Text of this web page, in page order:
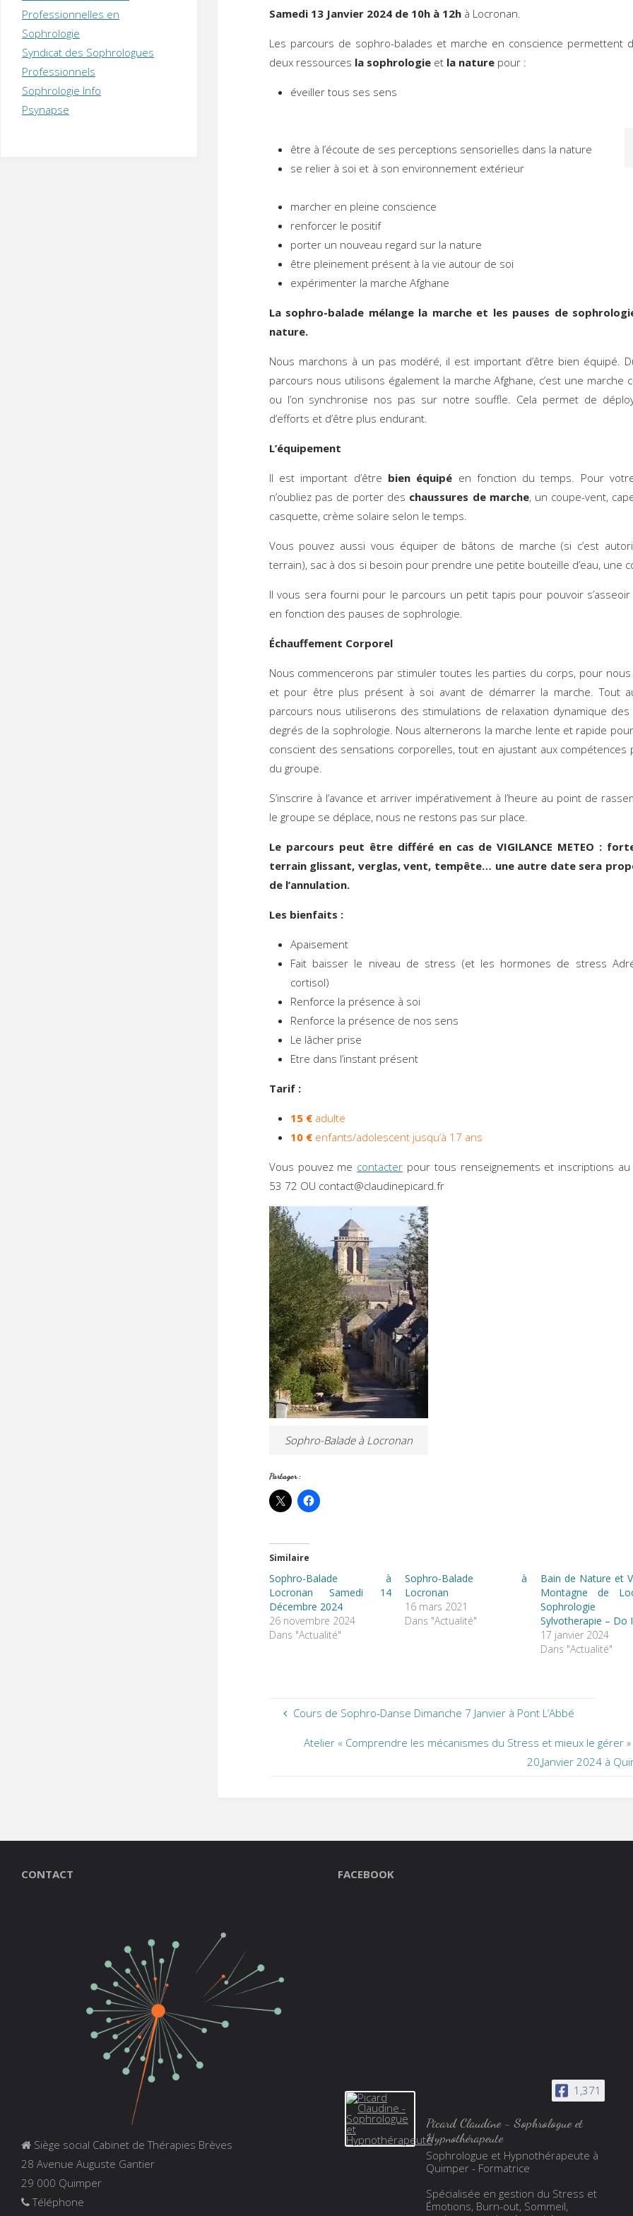
Samedi 13 Janvier 2024 de 10h à 12hà Locronan.
Les parcours de sophro-balades et marche en conscience permettent
deux ressources la sophrologieet la naturepour :
éveiller tous ses
être à l’écoute de ses perceptions sensorielles dans la nature
se relier à soi et à son environnement extérieur
marcher en pleine conscience
renforcer le positif
porter un nouveau regard sur la nature
être pleinement présent à la vie autour de soi
expérimenter la marche Afghane
La sophro-balade mélange la marche et les pauses de
nature.
Nous marchons à un pas modéré, il est important d’être bien équipé.
parcours nous utilisons également la marche Afghane, c’est une marche
ou l’on synchronise nos pas sur notre souffle. Cela permet de
d’efforts et d’être plus endurant.
L’équipement
Il est important d’être bien équipé en fonction du temps. Pour
n’oubliez pas de porter des chaussures de marche, un coupe-vent,
casquette, crème solaire selon le temps.
Vous pouvez aussi vous équiper de bâtons de marche (si c’est
terrain), sac à dos si besoin pour prendre une petite bouteille d’eau, une
Il vous sera fourni pour le parcours un petit tapis pour pouvoir
en fonction des pauses de sophrologie.
Échauffement Corporel
Nous commencerons par stimuler toutes les parties du corps, pour
et pour être plus présent à soi avant de démarrer la marche. Tout
parcours nous utiliserons des stimulations de relaxation dynamique
degrés de la sophrologie. Nous alternerons la marche lente et rapide
conscient des sensations corporelles, tout en ajustant aux compétences
du groupe.
S’inscrire à l’avance et arriver impérativement à l’heure au point de
le groupe se déplace, nous ne restons pas sur place.
Le parcours peut être différé en cas de VIGILANCE METEO :
terrain glissant, verglas, vent, tempête… une autre date sera
de l’annulation.
Les bienfaits :
Apaisement
Fait baisser le niveau de stress (et les hormones de stress
cortisol)
Renforce la présence à soi
Renforce la présence de nos sens
Le lâcher prise
Etre dans l’instant présent
Tarif :
15 €adulte
10 €enfants/adolescent jusqu’à 17 ans
Vous pouvez me contacter pour tous renseignements et inscriptions
53 72 OU contact@claudinepicard.fr
Sophro-Balade à Locronan
Partager :
Similaire
Sophro-Balade à
Locronan Samedi 14
Décembre 2024
26 novembre 2024
Dans "Actualité"
Sophro-Balade à
Locronan
16 mars 2021
Dans "Actualité"
Bain de Nature et
Montagne de
Sylvotherapie – Do
17 janvier 2024
Dans "Actualité"
Cours de Sophro-Danse Dimanche 7 Janvier à Pont L’Abbé
Atelier « Comprendre les mécanismes du Stress et mieux le gérer »
20,Janvier 2024 à
Professionnelles en
Sophrologie
Syndicat des Sophrologues
Professionnels
Sophrologie Info
Psynapse
CONTACT
Siège social Cabinet de Thérapies Brèves
28 Avenue Auguste Gantier
29 000 Quimper
Téléphone
FACEBOOK
1,371
Picard Claudine - Sophrologue et
Hypnothérapeute
Sophrologue et Hypnothérapeute à
Quimper - Formatrice
Spécialisée en gestion du Stress et
Émotions, Burn-out, Sommeil,